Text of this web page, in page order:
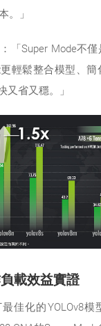
。」
「Super Mode不
輕鬆整合模型、簡
又省又穩。」
載效益實證
最佳化的YOLOv8